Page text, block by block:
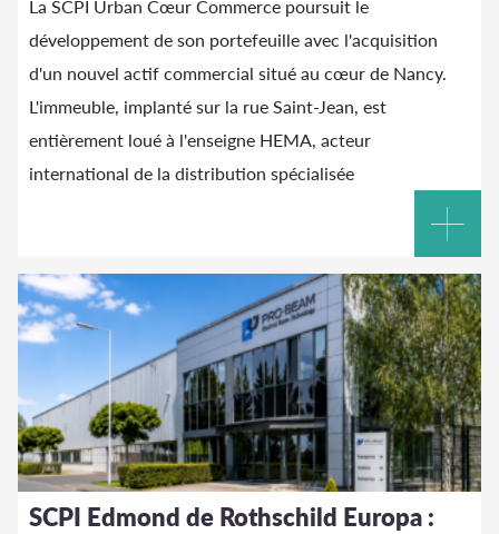
La SCPI Urban Cœur Commerce poursuit le
développement de son portefeuille avec l'acquisition
d'un nouvel actif commercial situé au cœur de Nancy.
L'immeuble, implanté sur la rue Saint-Jean, est
entièrement loué à l'enseigne HEMA, acteur
international de la distribution spécialisée
SCPI Edmond de Rothschild Europa :